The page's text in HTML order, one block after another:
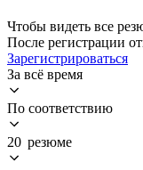
Чтобы видеть все
После регистрации
Зарегистрироваться
За всё время
По соответствию
20 резюме